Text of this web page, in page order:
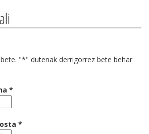
"*" dutenak derrigorrez bete behar
*
*